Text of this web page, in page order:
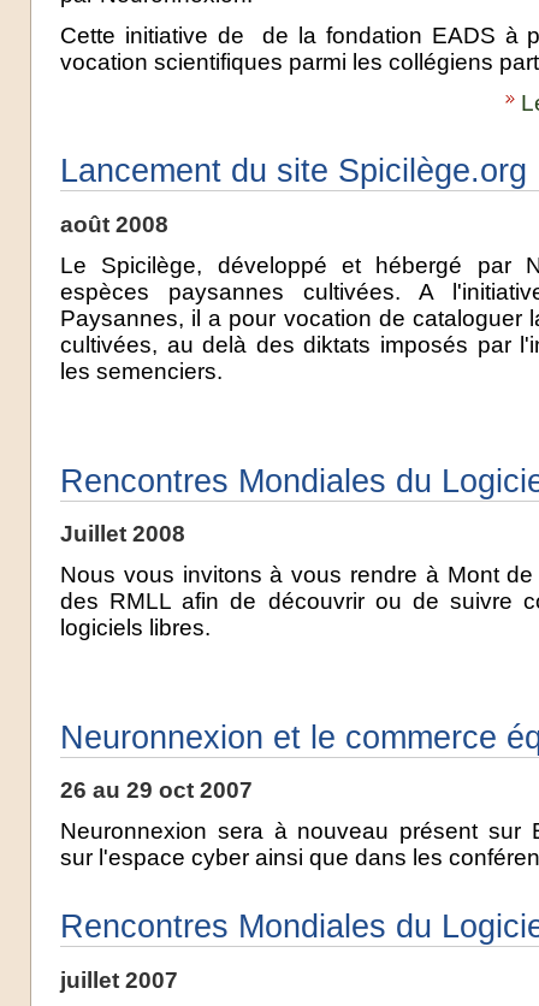
Cette initiative de de la fondation EADS à
vocation scientifiques parmi les collégiens
Lancement du site Spicilège.org
août 2008
Le Spicilège, développé et hébergé par
espèces paysannes cultivées. A
Paysannes, il a pour vocation de cataloguer
cultivées, au delà des diktats imposés par
les semenciers.
Rencontres Mondiales du
Juillet 2008
Nous vous invitons à vous rendre à Mont
des RMLL afin de découvrir ou de suivre
logiciels libres.
Neuronnexion et le commerce
26 au 29 oct 2007
Neuronnexion sera à nouveau présent sur
sur l'espace cyber ainsi que dans les
Rencontres Mondiales du
juillet 2007